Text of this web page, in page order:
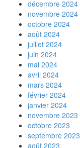
décembre 2024
novembre 2024
octobre 2024
août 2024
juillet 2024
juin 2024
mai 2024
avril 2024
mars 2024
février 2024
janvier 2024
novembre 2023
octobre 2023
septembre 2023
août 2023